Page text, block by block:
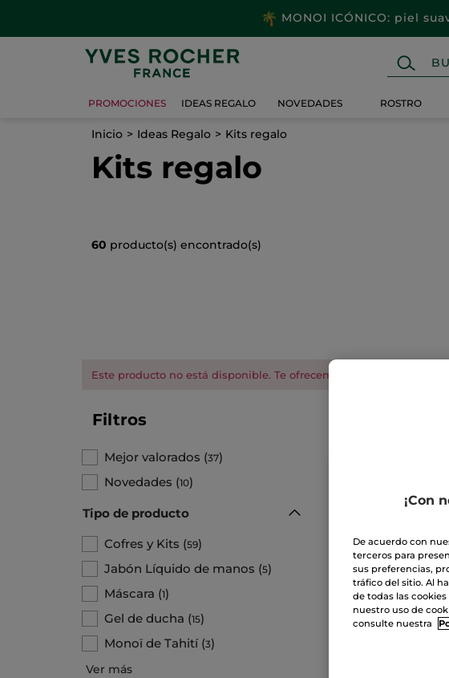
MONOI ICÓNICO: piel
PROMOCIONES IDEAS REGALO NOVEDADES ROSTRO
Inicio Ideas Regalo Kits regalo
Kits regalo
60 producto(s) encontrado(s)
Este producto no está disponible. Te ofrecemos esta selección de
Filtros
Mejor valorados (37)
Novedades (10)
Tipo de producto
Cofres y Kits (59)
Jabón Líquido de manos (5)
Máscara (1)
Gel de ducha (15)
Monoï de Tahití(3)
Ver más
Kit de Verano
¡Con
De acuerdo con
terceros para
sus preferencias,
tráfico del sitio. Al
de todas las
nuestro uso de
consulte nuestra